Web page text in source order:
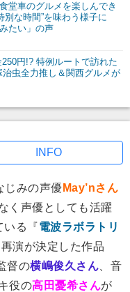
堂車のグルメを楽しんでき
別な時間”を味わう様子に
たい」の声
円!? 特例ルートで訪れた
治虫全力推し＆関西グルメが
INFO
みの声優 May’nさん
く声優としても活躍
いる『電波ラボラトリ
演が決定した作品
督の横嶋俊久さん 、音
役の高田憂希さんが